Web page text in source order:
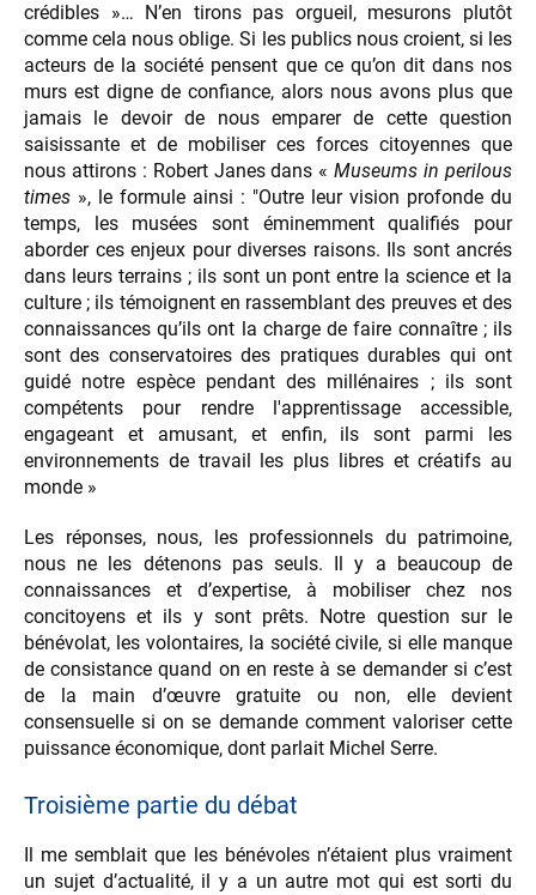
crédibles »… N’en tirons pas orgueil, mesurons plutôt
comme cela nous oblige. Si les publics nous croient, si les
acteurs de la société pensent que ce qu’on dit dans nos
murs est digne de confiance, alors nous avons plus que
jamais le devoir de nous emparer de cette question
saisissante et de mobiliser ces forces citoyennes que
nous attirons : Robert Janes dans «Museums in perilous
times », le formule ainsi : "Outre leur vision profonde du
temps, les musées sont éminemment qualifiés pour
aborder ces enjeux pour diverses raisons. Ils sont ancrés
dans leurs terrains ; ils sont un pont entre la science et la
culture ; ils témoignent en rassemblant des preuves et des
connaissances qu’ils ont la charge de faire connaître ; ils
sont des conservatoires des pratiques durables qui ont
guidé notre espèce pendant des millénaires ; ils sont
compétents pour rendre l'apprentissage accessible,
engageant et amusant, et enfin, ils sont parmi les
environnements de travail les plus libres et créatifs au
monde »
Les réponses, nous, les professionnels du patrimoine,
nous ne les détenons pas seuls. Il y a beaucoup de
connaissances et d’expertise, à mobiliser chez nos
concitoyens et ils y sont prêts. Notre question sur le
bénévolat, les volontaires, la société civile, si elle manque
de consistance quand on en reste à se demander si c’est
de la main d’œuvre gratuite ou non, elle devient
consensuelle si on se demande comment valoriser cette
puissance économique, dont parlait Michel Serre.
Troisième partie du débat
Il me semblait que les bénévoles n’étaient plus vraiment
un sujet d’actualité, il y a un autre mot qui est sorti du